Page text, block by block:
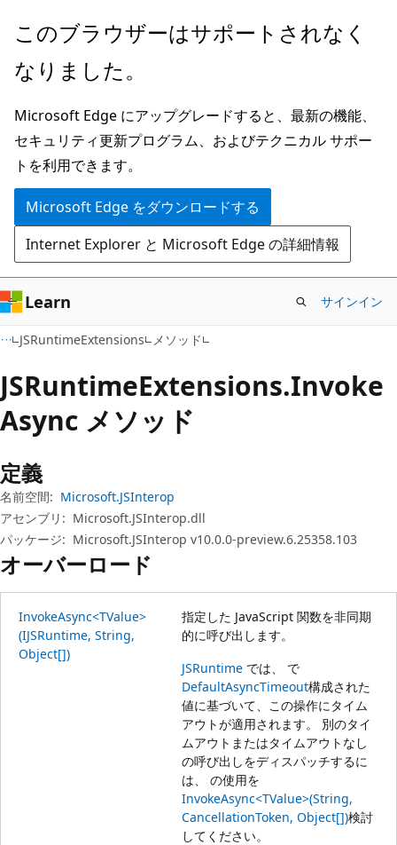
メ
ン
ン
テ
ン
ツ
に
ス
キ
ッ
プ
ペ
ジ
ナ
ビ
ゲ
ー
シ
ョ
ン
に
ス
キ
ッ
プ
このブラウザーはサポートされなく
なりました。
Microsoft Edge にアップグレードすると、最新の機能、
セキュリティ更新プログラム、およびテクニカル サポー
トを利用できます。
Microsoft Edge をダウンロードする
Internet Explorer と Microsoft Edge の詳細情報
Learn サインイン
JSRuntimeExtensions メソッド
JSRuntimeExtensions.Invoke
Async メソッド
定義
名前空間: Microsoft.JSInterop
アセンブリ: Microsoft.JSInterop.dll
パッケージ: Microsoft.JSInterop v10.0.0-preview.6.25358.103
オーバーロード
InvokeAsync<TValue>
(IJSRuntime, String,
Object[])
指定した JavaScript 関数を非同期
的に呼び出します。
JSRuntime では、 で
DefaultAsyncTimeout構成された
値に基づいて、この操作にタイム
アウトが適用されます。 別のタイ
ムアウトまたはタイムアウトなし
の呼び出しをディスパッチするに
は、 の使用を
InvokeAsync<TValue>(String,
CancellationToken, Object[])検討
してください。